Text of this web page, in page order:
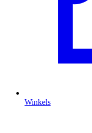
Winkels